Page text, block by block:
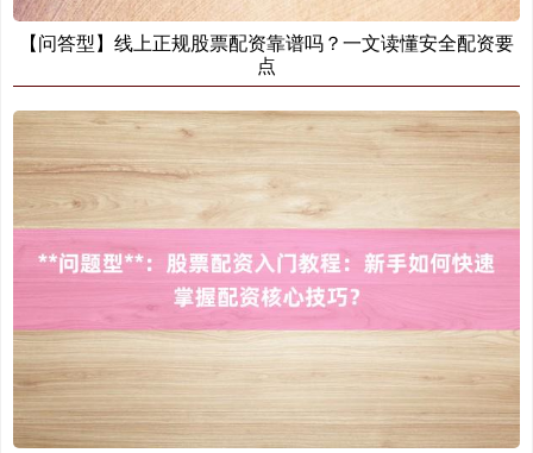
【问答型】线上正规股票配资靠谱吗？一文读懂安全配资要
点